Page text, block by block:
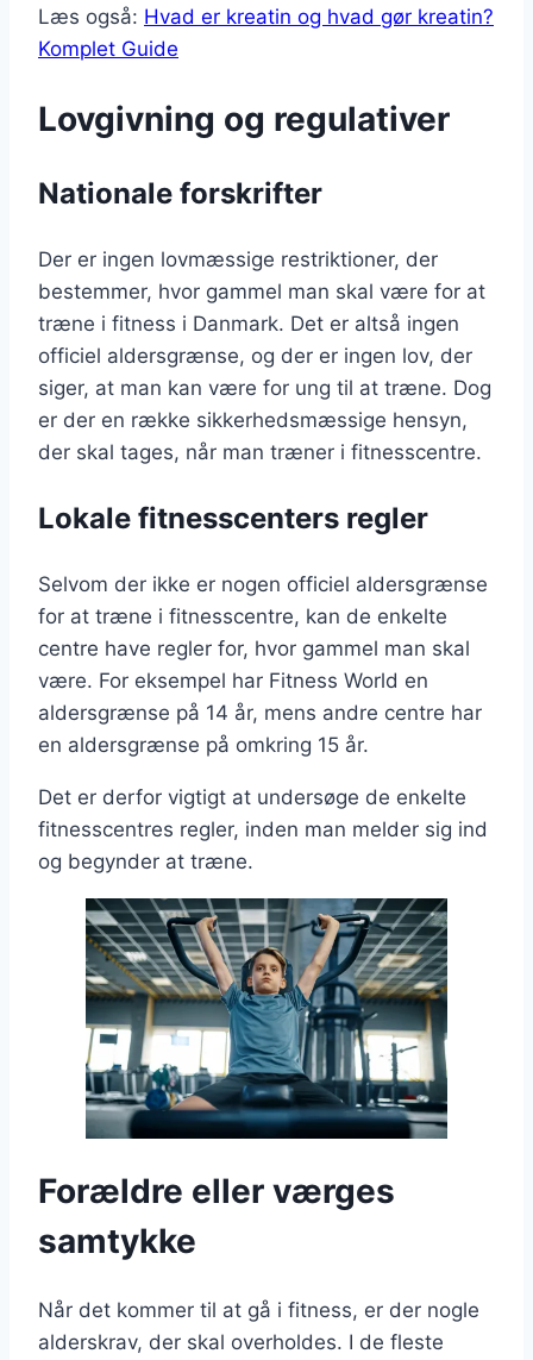
Læs også: Hvad er kreatin og hvad gør kreatin?
Komplet Guide
Lovgivning og regulativer
Nationale forskrifter
Der er ingen lovmæssige restriktioner, der
bestemmer, hvor gammel man skal være for at
træne i fitness i Danmark. Det er altså ingen
officiel aldersgrænse, og der er ingen lov, der
siger, at man kan være for ung til at træne. Dog
er der en række sikkerhedsmæssige hensyn,
der skal tages, når man træner i fitnesscentre.
Lokale fitnesscenters regler
Selvom der ikke er nogen officiel aldersgrænse
for at træne i fitnesscentre, kan de enkelte
centre have regler for, hvor gammel man skal
være. For eksempel har Fitness World en
aldersgrænse på 14 år, mens andre centre har
en aldersgrænse på omkring 15 år.
Det er derfor vigtigt at undersøge de enkelte
fitnesscentres regler, inden man melder sig ind
og begynder at træne.
Forældre eller værges
samtykke
Når det kommer til at gå i fitness, er der nogle
alderskrav, der skal overholdes. I de fleste